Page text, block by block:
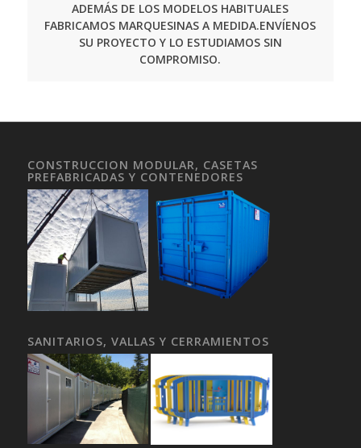
ADEMÁS DE LOS MODELOS HABITUALES
FABRICAMOS MARQUESINAS A MEDIDA.ENVÍENOS
SU PROYECTO Y LO ESTUDIAMOS SIN
COMPROMISO.
CONSTRUCCION MODULAR, CASETAS
PREFABRICADAS Y CONTENEDORES
SANITARIOS, VALLAS Y CERRAMIENTOS